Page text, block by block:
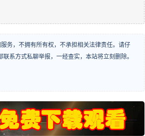
务，不拥有所有权，不承担相关法律责任。请仔
系方式私聊举报，一经查实，本站将立刻删除。